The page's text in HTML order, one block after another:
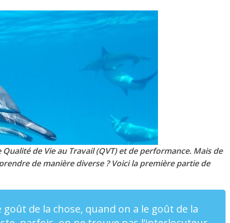
de Vie au Travail (QVT) et de performance. Mais de
de manière diverse ? Voici la première partie de
de la chose, quand on a le goût de la